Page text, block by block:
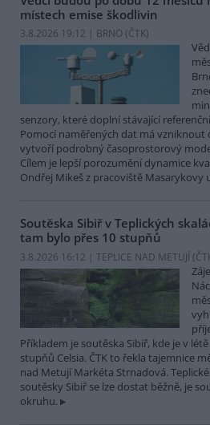
místech emise škodlivin
3.8.2026 19:12 | BRNO (ČTK)
senzory, které doplní stávající
Pomocí naměřených dat má vzniknout
vytvoří podrobný časoprostorový
Cílem je lepší porozumění dynamice
Ondřej Mikeš z pracoviště Masarykovy
Soutěska Sibiř v Teplických
tam bylo přes 10 stupňů
3.8.2026 16:12 | TEPLICE NAD METUJÍ (
Příkladem je soutěska Sibiř, kde je v
stupňů Celsia. ČTK to řekla tajemnice
nad Metují Markéta Strnadová.
soutěsky Sibiř se lze dostat běžně, je
okruhu.